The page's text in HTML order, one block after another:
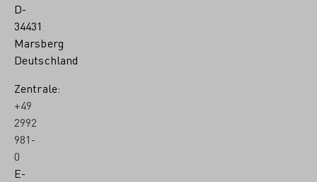
D-
34431
Marsberg
Deutschland
Zentrale:
+49
2992
981-
0
E-